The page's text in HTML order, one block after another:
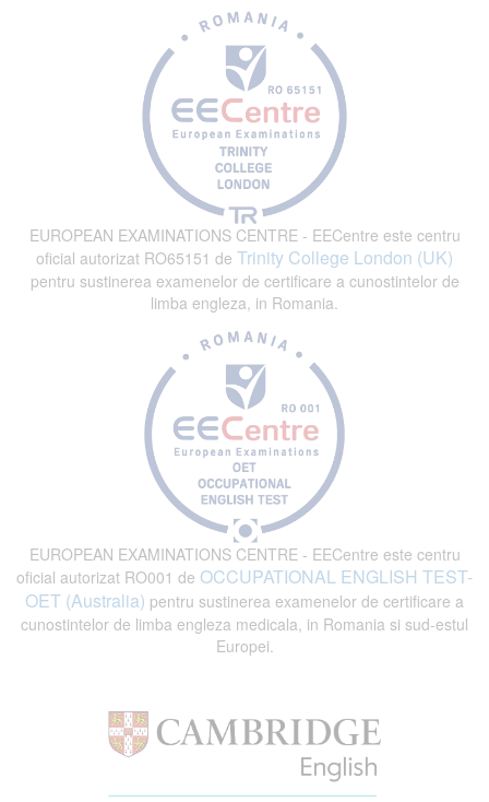
EUROPEAN EXAMINATIONS CENTRE - EECentre este centru
oficial autorizat RO65151 de Trinity College London (UK)
pentru sustinerea examenelor de certificare a cunostintelor de
limba engleza, in Romania.
EUROPEAN EXAMINATIONS CENTRE - EECentre este centru
oficial autorizat RO001 de OCCUPATIONAL ENGLISH TEST-
OET (Australia) pentru sustinerea examenelor de certificare a
cunostintelor de limba engleza medicala, in Romania si sud-estul
Europei.